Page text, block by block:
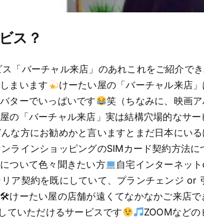
ス？
「バーチャル来店」のあれこれをご紹介で
まいます
けーたい屋の「バーチャル来店
ターでいっぱいです
笑（ちなみに、映画
の「バーチャル来店」実は結構穴場的なサ
な方にお勧めかと言いますとまだ日本にい
ラインショッピングのSIMカード契約方法
ついて色々聞きたい方
自宅インターネッ
ア契約を既にしていて、プランチェンジ or
ーたい屋の店舗が遠くてなかなかご来店
ていただけるサービスです
ZOOMなど